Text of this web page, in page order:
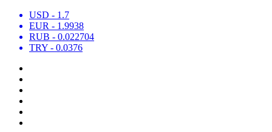
USD - 1.7
EUR - 1.9938
RUB - 0.022704
TRY - 0.0376